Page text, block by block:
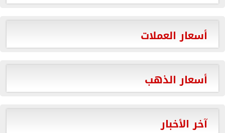
أسعار العملات
أسعار الذهب
آخر الأخبار